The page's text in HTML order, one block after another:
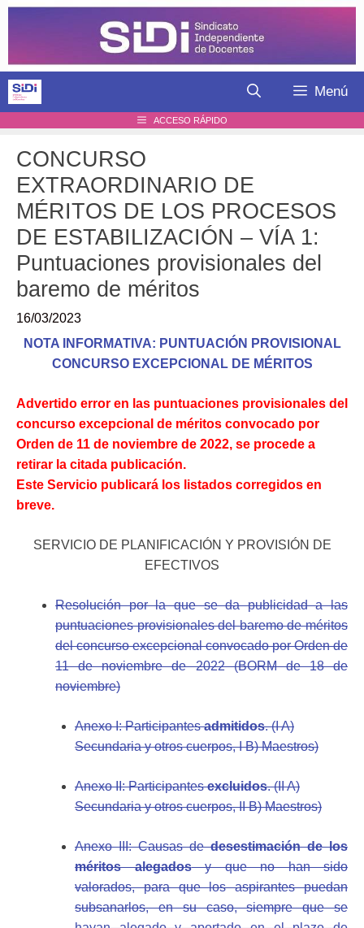
Saltar
Menú
ACCESO RÁPIDO
CONCURSO
EXTRAORDINARIO DE
MÉRITOS DE LOS PROCESOS
DE ESTABILIZACIÓN – VÍA 1:
Puntuaciones provisionales del
baremo de méritos
16/03/2023
NOTA INFORMATIVA: PUNTUACIÓN PROVISIONAL
CONCURSO EXCEPCIONAL DE MÉRITOS
Advertido error en las puntuaciones provisionales del
concurso excepcional de méritos convocado por
Orden de 11 de noviembre de 2022, se procede a
retirar la citada publicación.
Este Servicio publicará los listados corregidos en
breve.
SERVICIO DE PLANIFICACIÓN Y PROVISIÓN DE
EFECTIVOS
Resolución por la que se da publicidad a las
puntuaciones provisionales del baremo de méritos
del concurso excepcional convocado por Orden de
11 de noviembre de 2022 (BORM de 18 de
noviembre)
Anexo I:Participantesadmitidos.(I A)
Secundaria y otros cuerpos, I B) Maestros)
Anexo II: Participantesexcluidos. (II A)
Secundaria y otros cuerpos, II B) Maestros)
Anexo III: Causas dedesestimación de los
méritos alegadosy que no han sido
valorados, para que los aspirantes puedan
subsanarlos, en su caso, siempre que se